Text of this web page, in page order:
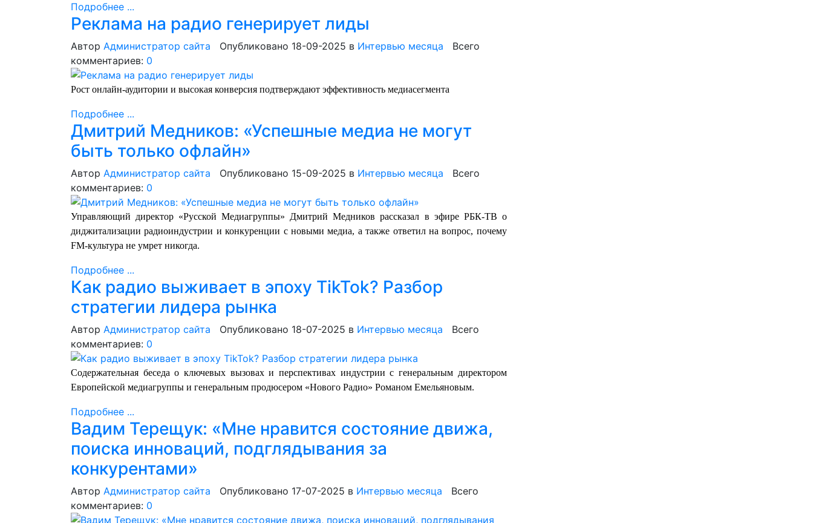
Подробнее ...
Реклама на радио генерирует лиды
Автор Администратор сайта Опубликовано 18-09-2025 в Интервью месяца Всего
комментариев: 0
Рост онлайн-аудитории и высокая конверсия подтверждают эффективность медиасегмента
Подробнее ...
Дмитрий Медников: «Успешные медиа не могут
быть только офлайн»
Автор Администратор сайта Опубликовано 15-09-2025 в Интервью месяца Всего
комментариев: 0
Управляющий директор «Русской Медиагруппы» Дмитрий Медников рассказал в эфире РБК-ТВ о
диджитализации радиоиндустрии и конкуренции с новыми медиа, а также ответил на вопрос, почему
FM-культура не умрет никогда.
Подробнее ...
Как радио выживает в эпоху TikTok? Разбор
стратегии лидера рынка
Автор Администратор сайта Опубликовано 18-07-2025 в Интервью месяца Всего
комментариев: 0
Содержательная беседа о ключевых вызовах и перспективах индустрии с генеральным директором
Европейской медиагруппы и генеральным продюсером «Нового Радио» Романом Емельяновым.
Подробнее ...
Вадим Терещук: «Мне нравится состояние движа,
поиска инноваций, подглядывания за
конкурентами»
Автор Администратор сайта Опубликовано 17-07-2025 в Интервью месяца Всего
комментариев: 0